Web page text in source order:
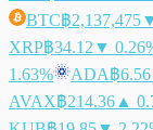
BTC฿2,137,475
XRP฿34.12 ▼
1.63%
ADA฿6.56
AVAX฿214.36 ▲